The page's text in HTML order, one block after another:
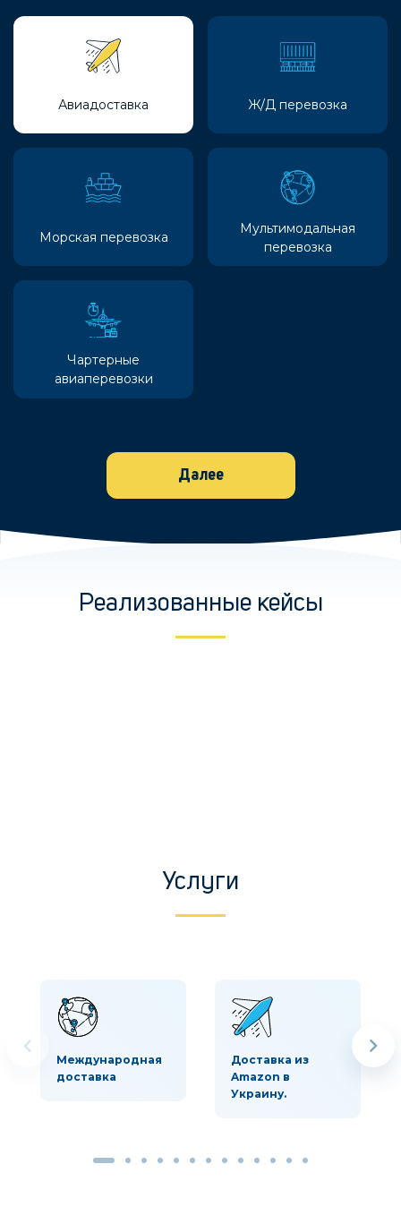
Авиадоставка Ж/Д перевозка
Морская перевозка
Мультимодальная
перевозка
Чартерные
авиаперевозки
Далее
Реализованные кейсы
Услуги
Международная
доставка
Доставка из
Amazon в
Украину.